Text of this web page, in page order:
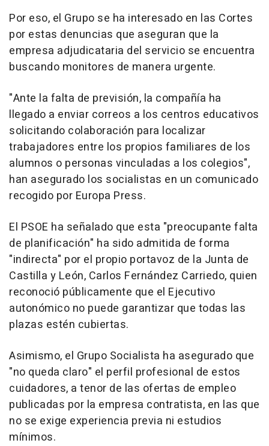
Por eso, el Grupo se ha interesado en las Cortes
por estas denuncias que aseguran que la
empresa adjudicataria del servicio se encuentra
buscando monitores de manera urgente.
"Ante la falta de previsión, la compañía ha
llegado a enviar correos a los centros educativos
solicitando colaboración para localizar
trabajadores entre los propios familiares de los
alumnos o personas vinculadas a los colegios",
han asegurado los socialistas en un comunicado
recogido por Europa Press.
El PSOE ha señalado que esta "preocupante falta
de planificación" ha sido admitida de forma
"indirecta" por el propio portavoz de la Junta de
Castilla y León, Carlos Fernández Carriedo, quien
reconoció públicamente que el Ejecutivo
autonómico no puede garantizar que todas las
plazas estén cubiertas.
Asimismo, el Grupo Socialista ha asegurado que
"no queda claro" el perfil profesional de estos
cuidadores, a tenor de las ofertas de empleo
publicadas por la empresa contratista, en las que
no se exige experiencia previa ni estudios
mínimos.